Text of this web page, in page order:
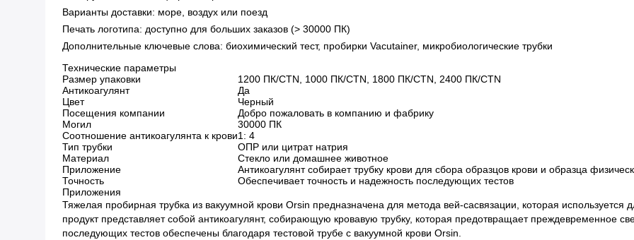
Варианты доставки: море, воздух или поезд
Печать логотипа: доступно для больших заказов (> 30000 ПК)
Дополнительные ключевые слова: биохимический тест, пробирки Vacutainer, микробиологические трубки
Технические параметры
Размер упаковки
1200 ПК/CTN, 1000 ПК/CTN, 1800 ПК/CTN, 2400 ПК/CTN
Антикоагулянт
Да
Цвет
Черный
Посещения компании
Добро пожаловать в компанию и фабрику
Могил
30000 ПК
Соотношение антикоагулянта к крови1: 4
Тип трубки
ОПР или цитрат натрия
Материал
Стекло или домашнее животное
Приложение
Антикоагулянт собирает трубку крови для сбора образцов крови и образца
Точность
Обеспечивает точность и надежность последующих тестов
Приложения
Тяжелая пробирная трубка из вакуумной крови Orsin предназначена для метода вей-сасвязации, которая используется
продукт представляет собой антикоагулянт, собирающую кровавую трубку, которая предотвращает преждевременное
последующих тестов обеспечены благодаря тестовой трубе с вакуумной крови Orsin.